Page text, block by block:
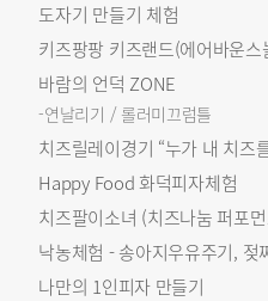
도자기 만들기 체험
키즈팡팡 키즈랜드(에어바운스
바람의 언덕 ZONE
-연날리기 / 롤러미끄럼틀
치즈릴레이경기 “누가 내 치즈
Happy Food 화덕피자체험
치즈팔이소녀 (치즈나눔 퍼포
낙농체험 - 송아지우유주기, 젖
나만의 1인피자 만들기